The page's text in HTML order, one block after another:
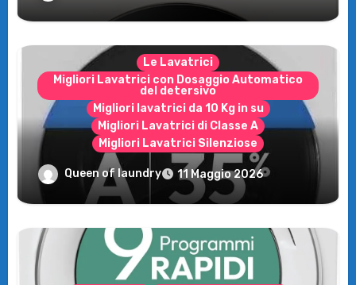
Le Lavatrici
Migliori Lavatrici con Dosaggio Automatico
del detersivo
Migliori lavatrici da 10 Kg in su
Migliori Lavatrici di Classe A
Migliori Lavatrici Silenziose
Recensione della Lavatrice Candy
MultiWash: Innovazione e flessibilità a
casa tua!
Queen of laundry 11 Maggio 2026